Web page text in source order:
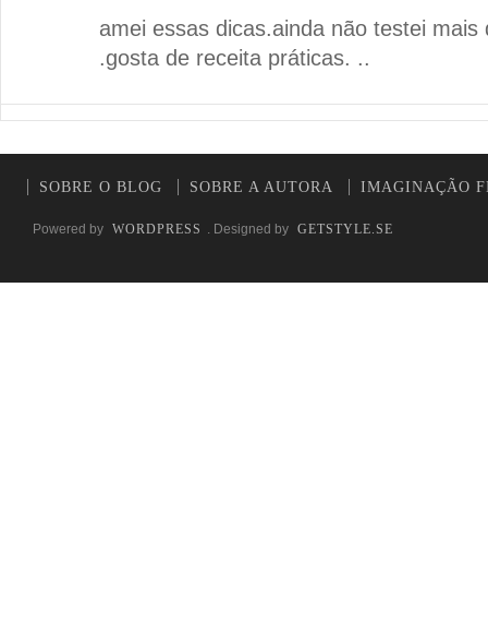
amei essas dicas.ainda não testei mais
.gosta de receita práticas. ..
SOBRE O BLOG SOBRE A AUTORA IMAGINAÇÃO
Powered by WORDPRESS . Designed by GETSTYLE.SE